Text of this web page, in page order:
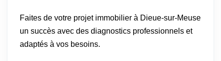
Faites de votre projet immobilier à Dieue-sur-Meuse
un succès avec des diagnostics professionnels et
adaptés à vos besoins.